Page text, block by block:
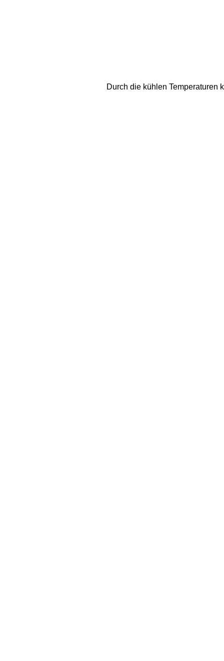
Durch die kühlen Temperaturen